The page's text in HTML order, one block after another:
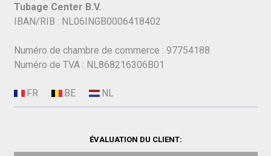
Tubage Center B.V.
IBAN/RIB : NL06INGB0006418402
Numéro de chambre de commerce : 97754188
Numéro de TVA : NL868216306B01
ÉVALUATION DU CLIENT: